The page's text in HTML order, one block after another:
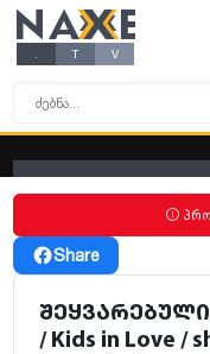
NAXE
X
X
XX
T V
Share
/ Kids in Love /